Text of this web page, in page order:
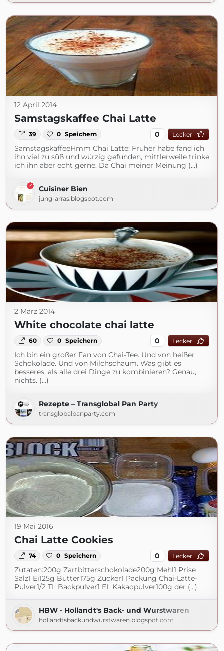
12 April 2014
Samstagskaffee Chai Latte
39 0 Speichern 0 Lecker
SamstagskaffeeHmm Chai Latte: Früher habe fand ich
ihn viel zu süß und würzig gefunden, mittlerweile trinke
ich ihn aber echt gerne. Da Chai meiner Meinung (...)
Cuisiner Bien
jung-arras.blogspot.com
2 März 2014
White chocolate chai latte
60 0 Speichern 0 Lecker
Ich bin ein großer Fan von Chai-Tee. Und von heißer
Schokolade. Und von Milchschaum. Was gibt es
besseres, als alle drei Dinge zu kombinieren? Genau,
nichts. (...)
Rezepte – Transglobal Pan Party
transglobalpanparty.com
19 Mai 2016
Chai Latte Cookies
74 0 Speichern 0 Lecker
Zutaten:200g Zartbitterschokolade200g Mehl1 Prise
Salz1 Ei125g Butter175g Zucker1 Packung Chai-Latte-
Pulver1/2 TL Backpulver1 EL Kakaopulver100g der (...)
HBW - Hollandt's Back- und Wurstwaren
hollandtsbackundwurstwaren.blogspot.com